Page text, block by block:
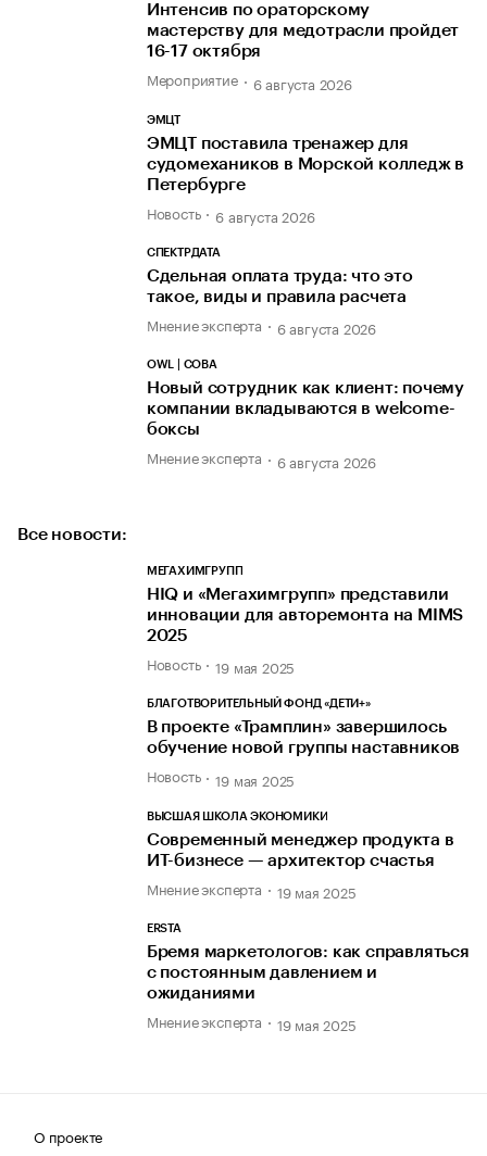
Интенсив по ораторскому
мастерству для медотрасли пройдет
16-17 октября
Мероприятие 6 августа 2026
ЭМЦТ
ЭМЦТ поставила тренажер для
судомехаников в Морской колледж в
Петербурге
Новость 6 августа 2026
СПЕКТРДАТА
Сдельная оплата труда: что это
такое, виды и правила расчета
Мнение эксперта 6 августа 2026
OWL | СОВА
Новый сотрудник как клиент: почему
компании вкладываются в welcome-
боксы
Мнение эксперта 6 августа 2026
Все новости:
МЕГАХИМГРУПП
HIQ и «Мегахимгрупп» представили
инновации для авторемонта на MIMS
2025
Новость 19 мая 2025
БЛАГОТВОРИТЕЛЬНЫЙ ФОНД «ДЕТИ+»
В проекте «Трамплин» завершилось
обучение новой группы наставников
Новость 19 мая 2025
ВЫСШАЯ ШКОЛА ЭКОНОМИКИ
Современный менеджер продукта в
ИТ-бизнесе — архитектор счастья
Мнение эксперта 19 мая 2025
ERSTA
Бремя маркетологов: как справляться
с постоянным давлением и
ожиданиями
Мнение эксперта 19 мая 2025
О проекте